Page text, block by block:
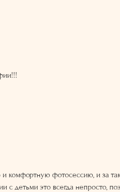
и комфортную фотосессию, и за
с детьми это всегда непросто,